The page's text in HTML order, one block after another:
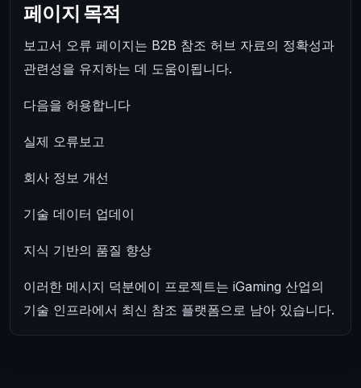
페이지 목적
보고서 오류 페이지는 B2B 참조 허브 자료의 정확성과
관련성을 유지하는 데 도움이됩니다.
다음을 허용합니다
실제 오류보고
회사 정보 개선
기술 데이터 업데이
지식 기반의 품질 향상
이러한 메시지 덕분에이 프로젝트는 iGaming 산업의
기술 인프라에서 최신 참조 플랫폼으로 남아 있습니다.